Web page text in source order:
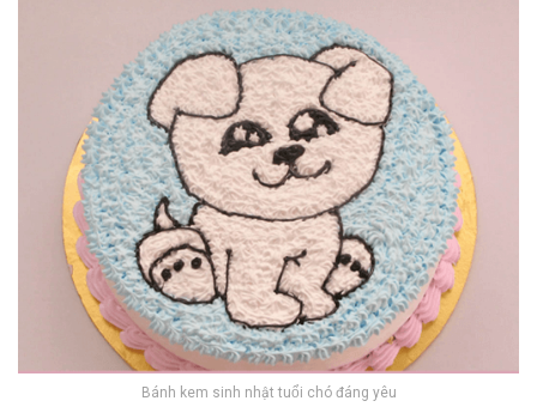
Bánh kem sinh nhật tuổi chó đáng yêu